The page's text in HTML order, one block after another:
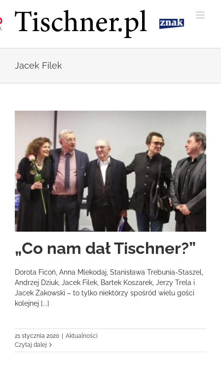
zawartości
Jacek Filek
„Co nam dał Tischner?”
Dorota Ficoń, Anna Mlekodaj, Stanisława Trebunia-Staszel,
Andrzej Dziuk, Jacek Filek, Bartek Koszarek, Jerzy Trela i
Jacek Żakowski – to tylko niektórzy spośród wielu gości
kolejnej [...]
21 stycznia 2020
Aktualności
Czytaj dalej